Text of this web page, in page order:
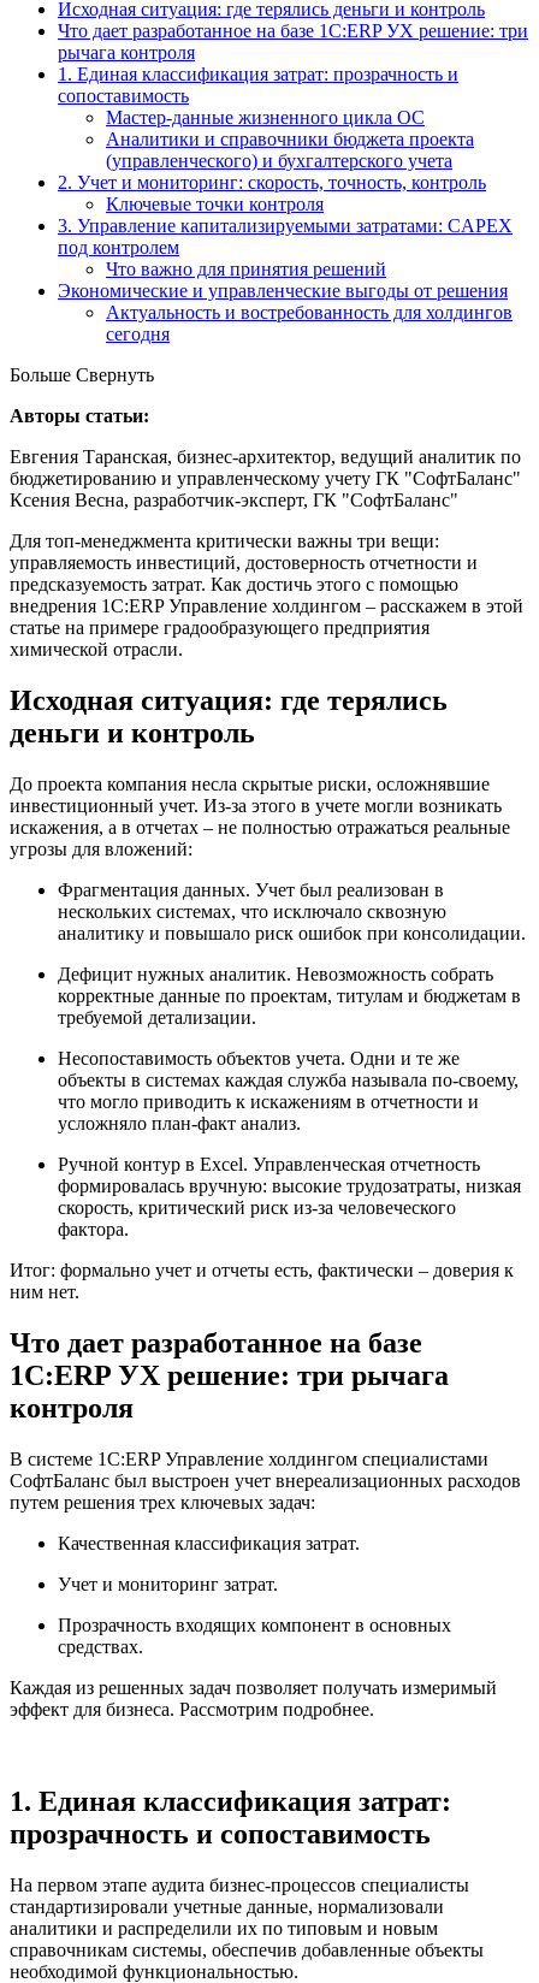
Исходная ситуация: где терялись деньги и контроль
Что дает разработанное на базе 1С:ERP УХ решение: три
рычага контроля
1. Единая классификация затрат: прозрачность и
сопоставимость
Мастер-данные жизненного цикла ОС
Аналитики и справочники бюджета проекта
(управленческого) и бухгалтерского учета
2. Учет и мониторинг: скорость, точность, контроль
Ключевые точки контроля
3. Управление капитализируемыми затратами: CAPEX
под контролем
Что важно для принятия решений
Экономические и управленческие выгоды от решения
Актуальность и востребованность для холдингов
сегодня
Больше Свернуть
Авторы статьи:
Евгения Таранская, бизнес-архитектор, ведущий аналитик по
бюджетированию и управленческому учету ГК "СофтБаланс"
Ксения Весна, разработчик-эксперт, ГК "СофтБаланс"
Для топ‑менеджмента критически важны три вещи:
управляемость инвестиций, достоверность отчетности и
предсказуемость затрат. Как достичь этого с помощью
внедрения 1С:ERP Управление холдингом – расскажем в этой
статье на примере градообразующего предприятия
химической отрасли.
Исходная ситуация: где терялись
деньги и контроль
До проекта компания несла скрытые риски, осложнявшие
инвестиционный учет. Из-за этого в учете могли возникать
искажения, а в отчетах – не полностью отражаться реальные
угрозы для вложений:
Фрагментация данных. Учет был реализован в
нескольких системах, что исключало сквозную
аналитику и повышало риск ошибок при консолидации.
Дефицит нужных аналитик. Невозможность собрать
корректные данные по проектам, титулам и бюджетам в
требуемой детализации.
Несопоставимость объектов учета. Одни и те же
объекты в системах каждая служба называла по‑своему,
что могло приводить к искажениям в отчетности и
усложняло план‑факт анализ.
Ручной контур в Excel. Управленческая отчетность
формировалась вручную: высокие трудозатраты, низкая
скорость, критический риск из-за человеческого
фактора.
Итог: формально учет и отчеты есть, фактически – доверия к
ним нет.
Что дает разработанное на базе
1С:ERP УХ решение: три рычага
контроля
В системе 1С:ERP Управление холдингом специалистами
СофтБаланс был выстроен учет внереализационных расходов
путем решения трех ключевых задач:
Качественная классификация затрат.
Учет и мониторинг затрат.
Прозрачность входящих компонент в основных
средствах.
Каждая из решенных задач позволяет получать измеримый
эффект для бизнеса. Рассмотрим подробнее.
1. Единая классификация затрат:
прозрачность и сопоставимость
На первом этапе аудита бизнес-процессов специалисты
стандартизировали учетные данные, нормализовали
аналитики и распределили их по типовым и новым
справочникам системы, обеспечив добавленные объекты
необходимой функциональностью.